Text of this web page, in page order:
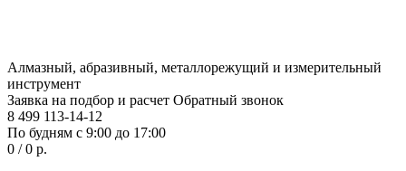
Алмазный, абразивный, металлорежущий и измерительный
инструмент
Заявка на подбор и расчет Обратный звонок
8 499 113-14-12
По будням с 9:00 до 17:00
0 / 0 р.